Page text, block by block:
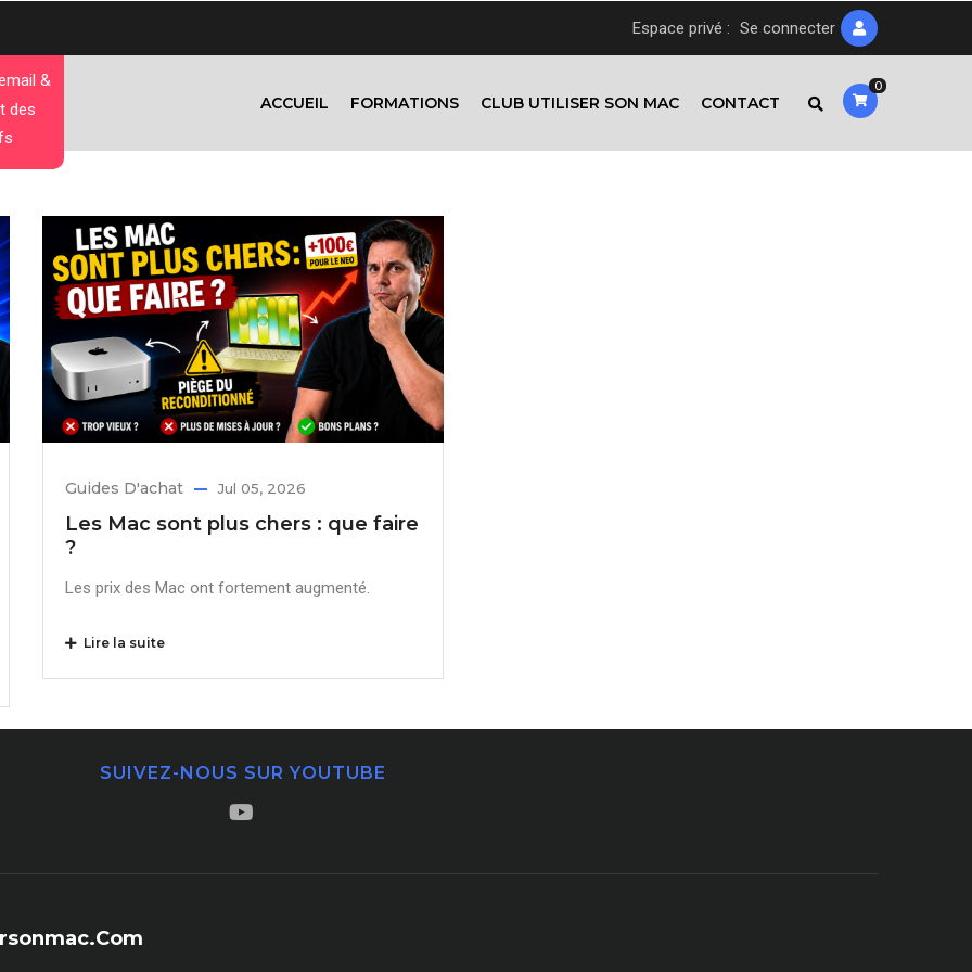
Espace privé : Se connecter
ACCUEIL FORMATIONS CLUB UTILISER SON MAC CONTACT
&
des
0
Guides D'achat Jul 05, 2026
Les Mac sont plus chers : que faire
?
Les prix des Mac ont fortement augmenté.
Lire la suite
SUIVEZ-NOUS SUR YOUTUBE